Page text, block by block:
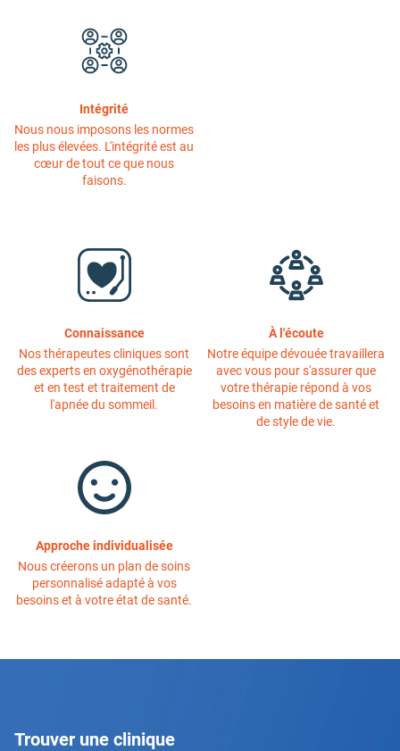
Intégrité
Nous nous imposons les normes
les plus élevées. L'intégrité est au
cœur de tout ce que nous
faisons.
Connaissance
Nos thérapeutes cliniques sont
des experts en oxygénothérapie
et en test et traitement de
l'apnée du sommeil.
À l'écoute
Notre équipe dévouée travaillera
avec vous pour s'assurer que
votre thérapie répond à vos
besoins en matière de santé et
de style de vie.
Approche individualisée
Nous créerons un plan de soins
personnalisé adapté à vos
besoins et à votre état de santé.
Trouver une clinique